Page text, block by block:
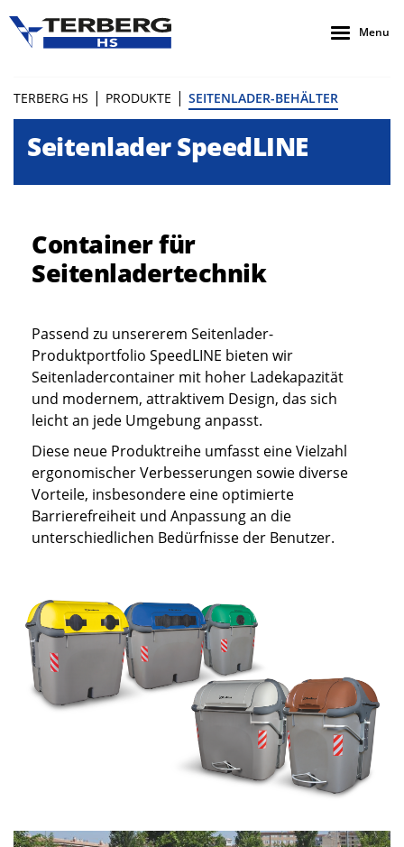
Menu
TERBERG HS | PRODUKTE | SEITENLADER-BEHÄLTER
Seitenlader SpeedLINE
Container für
Seitenladertechnik
Passend zu unsererem Seitenlader-
Produktportfolio SpeedLINE bieten wir
Seitenladercontainer mit hoher Ladekapazität
und modernem, attraktivem Design, das sich
leicht an jede Umgebung anpasst.
Diese neue Produktreihe umfasst eine Vielzahl
ergonomischer Verbesserungen sowie diverse
Vorteile, insbesondere eine optimierte
Barrierefreiheit und Anpassung an die
unterschiedlichen Bedürfnisse der Benutzer.